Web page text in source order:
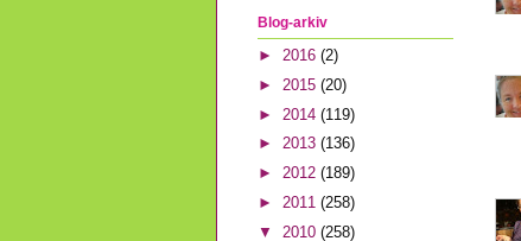
Blog-arkiv
► 2016 (2)
► 2015 (20)
► 2014 (119)
► 2013 (136)
► 2012 (189)
► 2011 (258)
▼ 2010 (258)